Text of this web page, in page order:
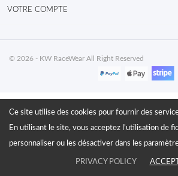
VOTRE COMPTE
Ce site utilise des cookies pour fournir des
En utilisant le site, vous acceptez l'utilisation de
personnaliser ou les désactiver dans les
PRIVACY POLICY ACCEPT
© 2026 - KW RaceWear All Right Reserved